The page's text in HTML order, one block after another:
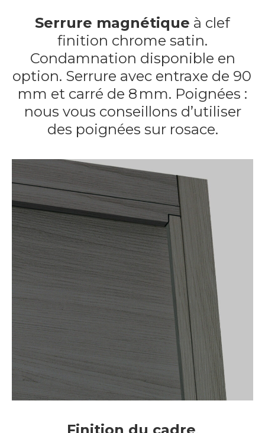
Serrure magnétique à clef
finition chrome satin.
Condamnation disponible en
option. Serrure avec entraxe de 90
mm et carré de 8 mm. Poignées :
nous vous conseillons d’utiliser
des poignées sur rosace.
Finition du cadre.